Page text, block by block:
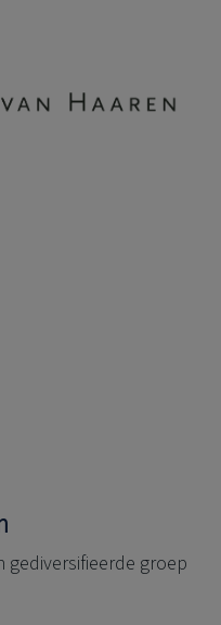
gediversifieerde groep